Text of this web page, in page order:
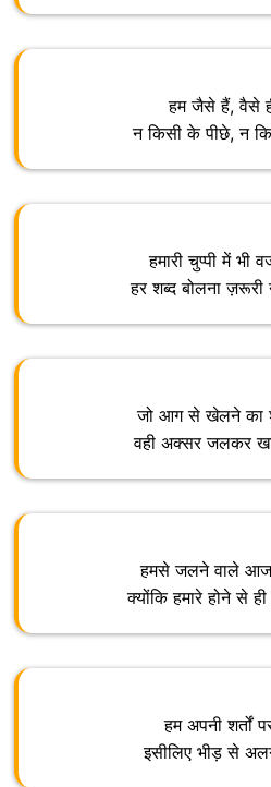
हम जैसे हैं, वैसे
न किसी के पीछे, न
हमारी चुप्पी में भी
हर शब्द बोलना ज़रूरी
जो आग से खेलने का
वही अक्सर जलकर
हमसे जलने वाले
क्योंकि हमारे होने से
हम अपनी शर्तों
इसीलिए भीड़ से